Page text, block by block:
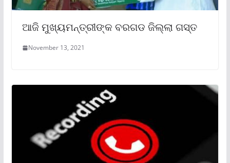
ଆଜି ମୁଖ୍ୟମନ୍ତ୍ରୀଙ୍କ ବରଗଡ ଜିଲ୍ଲା ଗସ୍ତ
November 13, 2021